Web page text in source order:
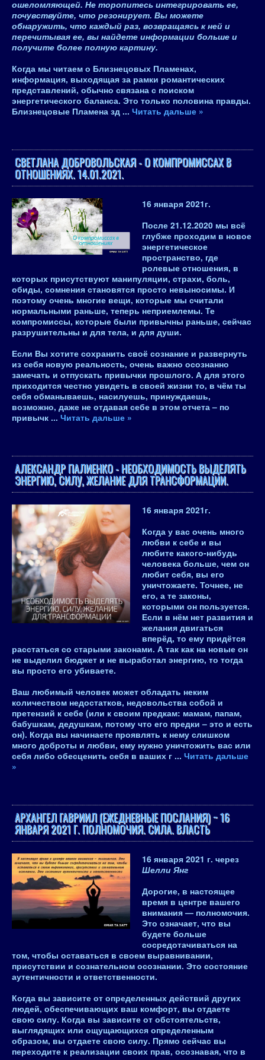
ошеломляющей. Не торопитесь интегрировать ее,
почувствуйте, что резонирует. Вы можете
обнаружить, что каждый раз, возвращаясь к ней и
перечитывая ее, вы найдете информации больше и
получите более полную картину.
Когда мы читаем о Близнецовых Пламенах,
информация, выходящая за рамки романтических
представлений, обычно связана с поиском
энергетического баланса. Это только половина правды.
Близнецовые Пламена зд ... Читать дальше »
СВЕТЛАНА ДОБРОВОЛЬСКАЯ - О КОМПРОМИССАХ В
ОТНОШЕНИЯХ. 14.01.2021.
16 января 2021г.
После 21.12.2020 мы всё
глубже проходим в новое
энергетическое
пространство, где
ролевые отношения, в
которых присутствуют манипуляции, страхи, боль,
обиды, сомнения становятся просто невыносимы. И
поэтому очень многие вещи, которые мы считали
нормальными раньше, теперь неприемлемы. Те
компромиссы, которые были привычны раньше, сейчас
разрушительны и для тела, и для души.
Если Вы хотите сохранить своё сознание и развернуть
из себя новую реальность, очень важно осознанно
замечать и отпускать привычки прошлого. А для этого
приходится честно увидеть в своей жизни то, в чём ты
себя обманываешь, насилуешь, принуждаешь,
возможно, даже не отдавая себе в этом отчета – по
привычк ... Читать дальше »
АЛЕКСАНДР ПАЛИЕНКО - НЕОБХОДИМОСТЬ ВЫДЕЛЯТЬ
ЭНЕРГИЮ, СИЛУ, ЖЕЛАНИЕ ДЛЯ ТРАНСФОРМАЦИИ.
16 января 2021г.
Когда у вас очень много
любви к себе и вы
любите какого-нибудь
человека больше, чем он
любит себя, вы его
уничтожаете. Точнее, не
его, а те законы,
которыми он пользуется.
Если в нём нет развития и
желания двигаться
вперёд, то ему придётся
расстаться со старыми законами. А так как на новые он
не выделил бюджет и не выработал энергию, то тогда
вы просто его убиваете.
Ваш любимый человек может обладать неким
количеством недостатков, недовольства собой и
претензий к себе (или к своим предкам: мамам, папам,
бабушкам, дедушкам, потому что его предки – это и есть
он). Когда вы начинаете проявлять к нему слишком
много доброты и любви, ему нужно уничтожить вас или
себя либо обесценить себя в ваших г ... Читать дальше
»
АРХАНГЕЛ ГАВРИИЛ (ЕЖЕДНЕВНЫЕ ПОСЛАНИЯ) ~ 16
ЯНВАРЯ 2021 Г. ПОЛНОМОЧИЯ. СИЛА. ВЛАСТЬ
16 января 2021 г. через
Шелли Янг
Дорогие, в настоящее
время в центре вашего
внимания — полномочия.
Это означает, что вы
будете больше
сосредотачиваться на
том, чтобы оставаться в своем выравнивании,
присутствии и сознательном осознании. Это состояние
аутентичности и ответственности.
Когда вы зависите от определенных действий других
людей, обеспечивающих ваш комфорт, вы отдаете
свою силу. Когда вы зависите от обстоятельств,
выглядящих или ощущающихся определенным
образом, вы отдаете свою силу. Прямо сейчас вы
переходите к реализации своих прав, осознавая, что в